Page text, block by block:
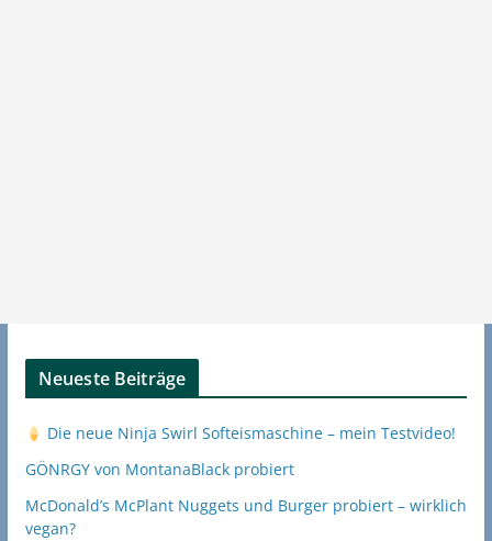
Neueste Beiträge
Die neue Ninja Swirl Softeismaschine – mein Testvideo!
GÖNRGY von MontanaBlack probiert
McDonald’s McPlant Nuggets und Burger probiert – wirklich
vegan?